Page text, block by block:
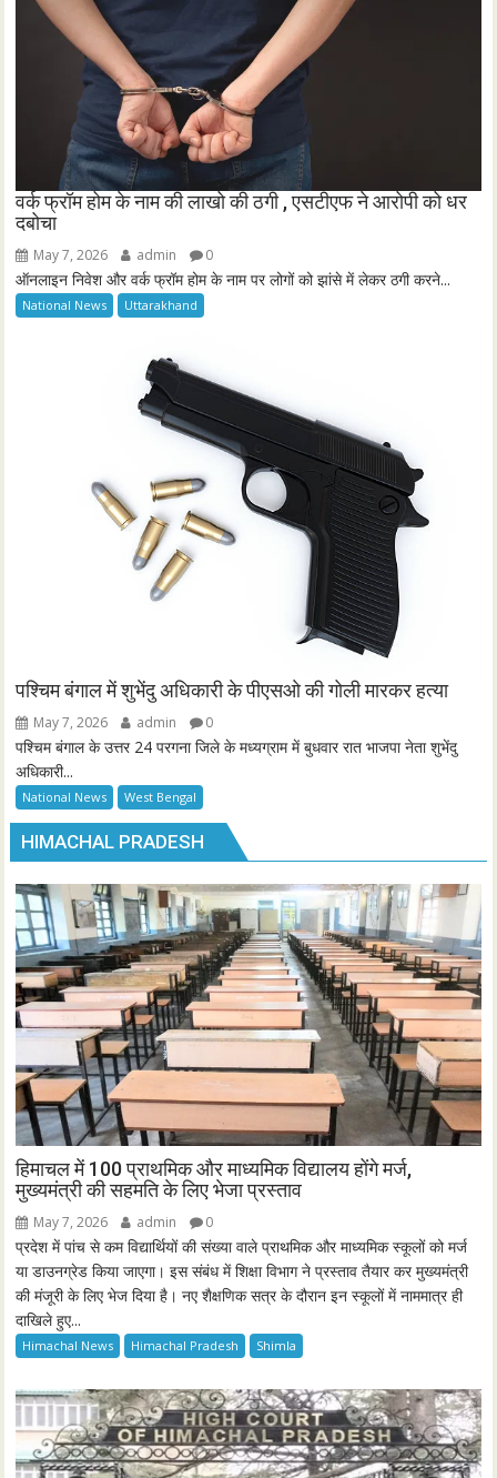
वर्क फ्रॉम होम के नाम की लाखो की ठगी , एसटीएफ ने आरोपी को धर
दबोचा
May 7, 2026 admin 0
ऑनलाइन निवेश और वर्क फ्रॉम होम के नाम पर लोगों को झांसे में लेकर ठगी करने...
National News Uttarakhand
पश्चिम बंगाल में शुभेंदु अधिकारी के पीएसओ की गोली मारकर हत्या
May 7, 2026 admin 0
पश्चिम बंगाल के उत्तर 24 परगना जिले के मध्यग्राम में बुधवार रात भाजपा नेता शुभेंदु
अधिकारी...
National News West Bengal
HIMACHAL PRADESH
हिमाचल में 100 प्राथमिक और माध्यमिक विद्यालय होंगे मर्ज,
मुख्यमंत्री की सहमति के लिए भेजा प्रस्ताव
May 7, 2026 admin 0
प्रदेश में पांच से कम विद्यार्थियों की संख्या वाले प्राथमिक और माध्यमिक स्कूलों को मर्ज
या डाउनग्रेड किया जाएगा। इस संबंध में शिक्षा विभाग ने प्रस्ताव तैयार कर मुख्यमंत्री
की मंजूरी के लिए भेज दिया है। नए शैक्षणिक सत्र के दौरान इन स्कूलों में नाममात्र ही
दाखिले हुए...
Himachal News Himachal Pradesh Shimla